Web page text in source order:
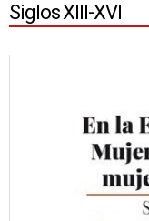
Siglos XIII-XVI